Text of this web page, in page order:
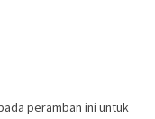
peramban ini untuk